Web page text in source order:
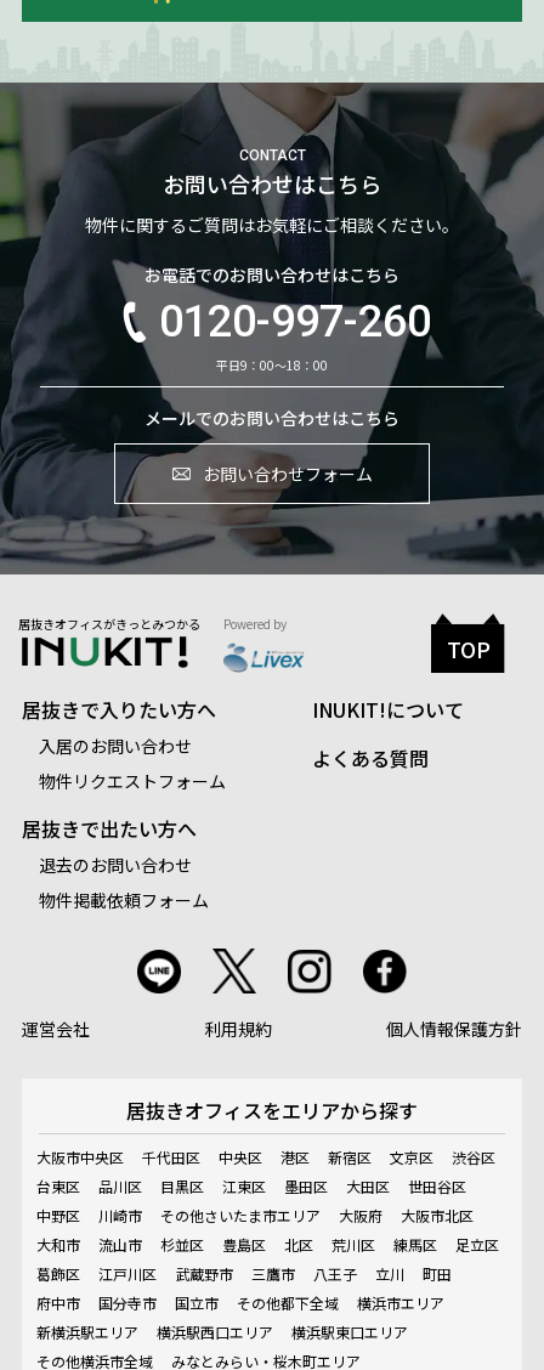
CONTACT
お問い合わせはこちら
物件に関するご質問はお気軽にご相談ください。
お電話でのお問い合わせはこちら
0120-997-260
平日9：00～18：00
メールでのお問い合わせはこちら
お問い合わせフォーム
居抜きオフィスがきっとみつかる Powered by
居抜きで入りたい方へ
入居のお問い合わせ
物件リクエストフォーム
居抜きで出たい方へ
退去のお問い合わせ
物件掲載依頼フォーム
INUKIT!について
よくある質問
運営会社 利用規約 個人情報保護方針
居抜きオフィスをエリアから探す
大阪市中央区 千代田区 中央区 港区 新宿区 文京区
渋谷区
台東区
品川区 目黒区 江東区 墨田区 大田区
世田谷区
中野区
川崎市 その他さいたま市エリア 大阪府
大阪市北区
大和市
流山市 杉並区 豊島区 北区 荒川区 練馬区
足立区
葛飾区
江戸川区 武蔵野市 三鷹市 八王子 立川
町田
府中市
国分寺市 国立市 その他都下全域
横浜市エリア
新横浜駅エリア
横浜駅西口エリア
横浜駅東口エリア
その他横浜市全域
みなとみらい・桜木町エリア
TOP